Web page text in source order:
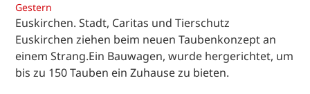
Gestern
Euskirchen. Stadt, Caritas und Tierschutz
Euskirchen ziehen beim neuen Taubenkonzept an
einem Strang.Ein Bauwagen, wurde hergerichtet, um
bis zu 150 Tauben ein Zuhause zu bieten.